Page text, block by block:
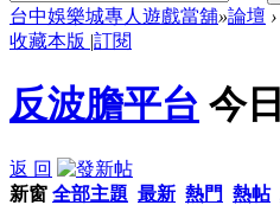
台中娛樂城專人遊戲當舖»論壇 ›
收藏本版 |訂閱
反波膽平台 今
返 回
新窗 全部主題 最新 熱門 熱帖